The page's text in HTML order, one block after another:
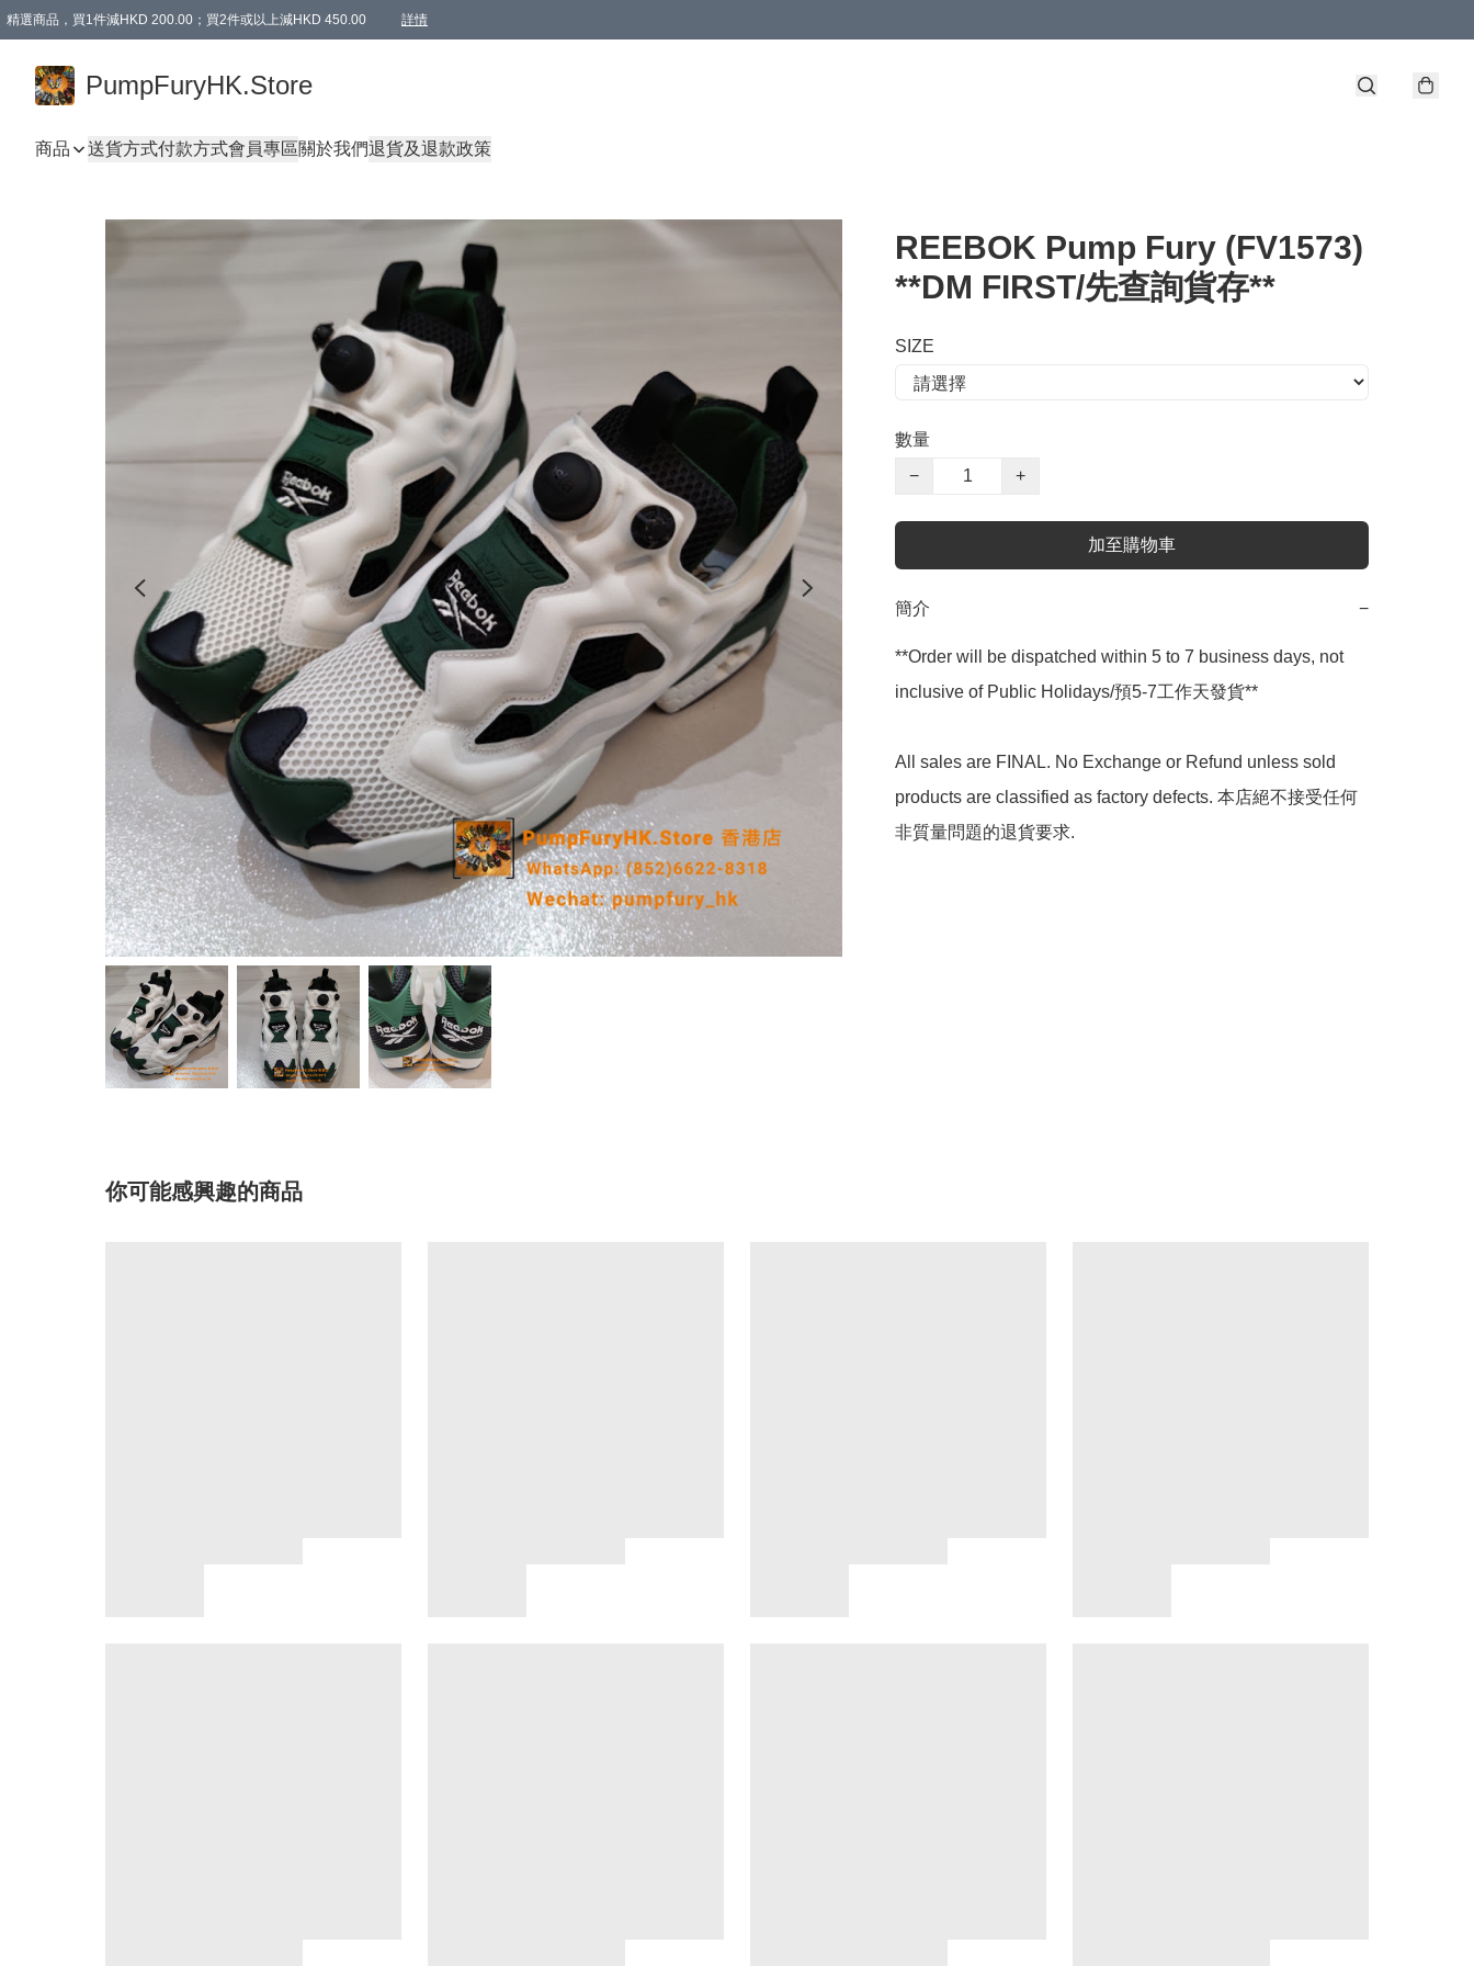
精選商品，買1件減HKD 200.00；買2件或以上減HKD 450.00 詳情
PumpFuryHK.Store
商品 送貨方式付款方式會員專區關於我們退貨及退款政策
REEBOK Pump Fury (FV1573)
**DM FIRST/先查詢貨存**
SIZE
數量
−
+
加至購物車
簡介 −
**Order will be dispatched within 5 to 7 business days, not
inclusive of Public Holidays/預5-7工作天發貨**
All sales are FINAL. No Exchange or Refund unless sold
products are classified as factory defects. 本店絕不接受任何
非質量問題的退貨要求.
你可能感興趣的商品